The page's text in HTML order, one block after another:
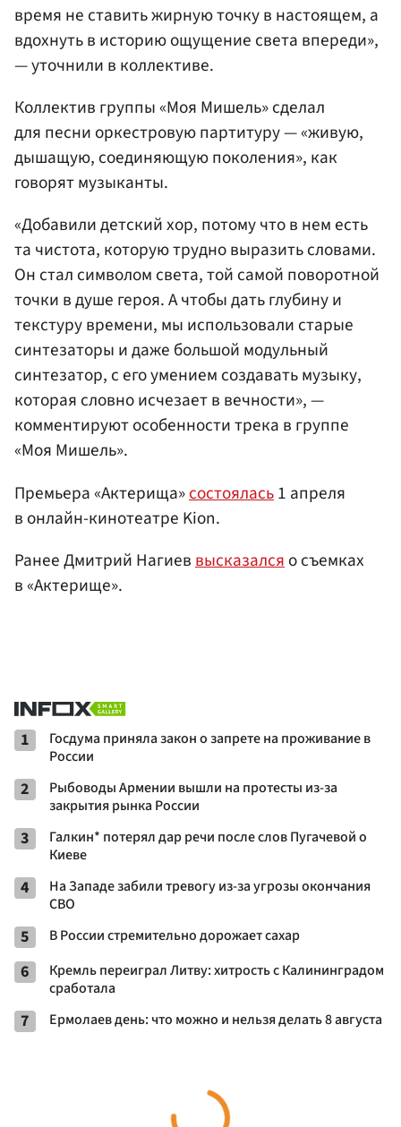
время не ставить жирную точку в настоящем, а
вдохнуть в историю ощущение света впереди»,
— уточнили в коллективе.
Коллектив группы «Моя Мишель» сделал
для песни оркестровую партитуру — «живую,
дышащую, соединяющую поколения», как
говорят музыканты.
«Добавили детский хор, потому что в нем есть
та чистота, которую трудно выразить словами.
Он стал символом света, той самой поворотной
точки в душе героя. А чтобы дать глубину и
текстуру времени, мы использовали старые
синтезаторы и даже большой модульный
синтезатор, с его умением создавать музыку,
которая словно исчезает в вечности», —
комментируют особенности трека в группе
«Моя Мишель».
Премьера «Актерища»состоялась1 апреля
в онлайн-кинотеатре Kion.
Ранее Дмитрий Нагиеввысказалсяо съемках
в «Актерище».
1
Госдума приняла закон о запрете на проживание в
России
2
Рыбоводы Армении вышли на протесты из-за
закрытия рынка России
3
Галкин* потерял дар речи после слов Пугачевой о
Киеве
4
На Западе забили тревогу из-за угрозы окончания
СВО
5 В России стремительно дорожает сахар
6
Кремль переиграл Литву: хитрость с Калининградом
сработала
7 Ермолаев день: что можно и нельзя делать 8 августа